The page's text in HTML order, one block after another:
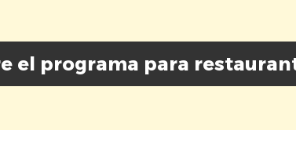
el programa para